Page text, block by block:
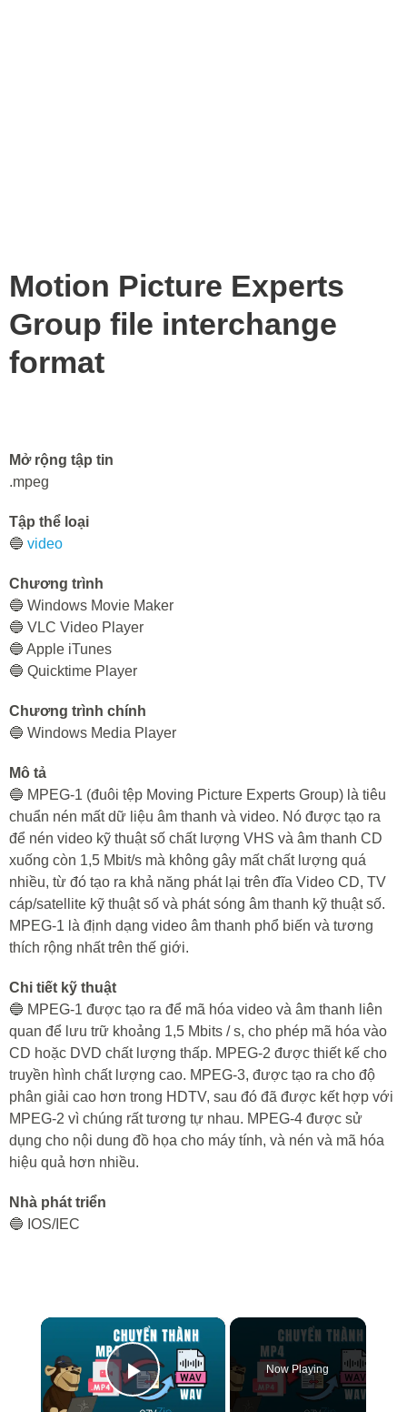
Motion Picture Experts
Group file interchange
format
Mở rộng tập tin
.mpeg
Tập thể loại
🔵 video
Chương trình
🔵 Windows Movie Maker
🔵 VLC Video Player
🔵 Apple iTunes
🔵 Quicktime Player
Chương trình chính
🔵 Windows Media Player
Mô tả
🔵 MPEG-1 (đuôi tệp Moving Picture Experts Group) là tiêu
chuẩn nén mất dữ liệu âm thanh và video. Nó được tạo ra
để nén video kỹ thuật số chất lượng VHS và âm thanh CD
xuống còn 1,5 Mbit/s mà không gây mất chất lượng quá
nhiều, từ đó tạo ra khả năng phát lại trên đĩa Video CD, TV
cáp/satellite kỹ thuật số và phát sóng âm thanh kỹ thuật số.
MPEG-1 là định dạng video âm thanh phổ biến và tương
thích rộng nhất trên thế giới.
Chi tiết kỹ thuật
🔵 MPEG-1 được tạo ra để mã hóa video và âm thanh liên
quan để lưu trữ khoảng 1,5 Mbits / s, cho phép mã hóa vào
CD hoặc DVD chất lượng thấp. MPEG-2 được thiết kế cho
truyền hình chất lượng cao. MPEG-3, được tạo ra cho độ
phân giải cao hơn trong HDTV, sau đó đã được kết hợp với
MPEG-2 vì chúng rất tương tự nhau. MPEG-4 được sử
dụng cho nội dung đồ họa cho máy tính, và nén và mã hóa
hiệu quả hơn nhiều.
Nhà phát triển
🔵 IOS/IEC
×
Play Video
Now Playing